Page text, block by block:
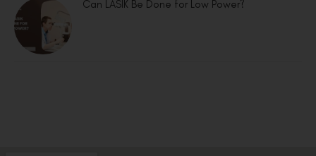
Can LASIK Be Done for Low Power?